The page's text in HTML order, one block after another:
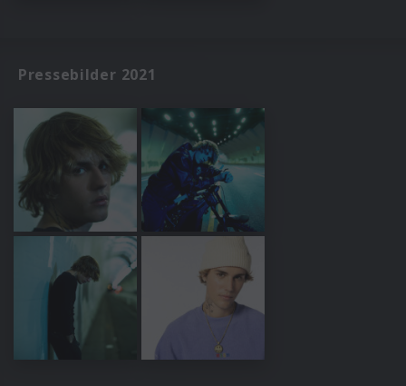
Pressebilder 2021